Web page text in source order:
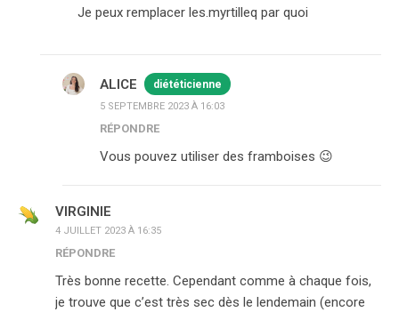
Je peux remplacer les.myrtilleq par quoi
ALICE diététicienne
5 SEPTEMBRE 2023 À 16:03
RÉPONDRE
Vous pouvez utiliser des framboises 😉
VIRGINIE
4 JUILLET 2023 À 16:35
RÉPONDRE
Très bonne recette. Cependant comme à chaque fois,
je trouve que c’est très sec dès le lendemain (encore